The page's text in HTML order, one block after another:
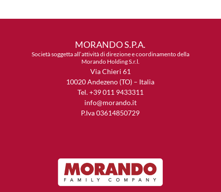
MORANDO S.P.A.
Società soggetta all’attività di direzione e coordinamento della
Morando Holding S.r.l.
Via Chieri 61
10020 Andezeno (TO) – Italia
Tel. +39 011 9433311
info@morando.it
P.Iva 03614850729